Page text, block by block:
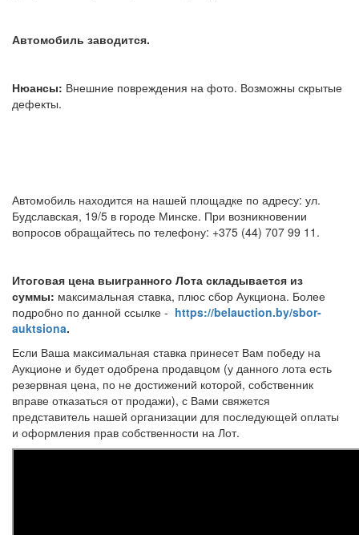
Автомобиль заводится.
Нюансы: Внешние повреждения на фото. Возможны скрытые
дефекты.
Автомобиль находится на нашей площадке по адресу: ул.
Будславская, 19/5 в городе Минске. При возникновении
вопросов обращайтесь по телефону: +375 (44) 707 99 11.
Итоговая цена выигранного Лота складывается из
суммы: максимальная ставка, плюс сбор Аукциона. Более
подробно по данной ссылке - https://belauction.by/sbor-
auktsiona.
Если Ваша максимальная ставка принесет Вам победу на
Аукционе и будет одобрена продавцом (у данного лота есть
резервная цена, по не достижений которой, собственник
вправе отказаться от продажи), с Вами свяжется
представитель нашей организации для последующей оплаты
и оформления прав собственности на Лот.